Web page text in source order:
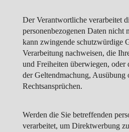
Der Verantwortliche verarbeitet
personenbezogenen Daten nicht
kann zwingende schutzwürdige
Verarbeitung nachweisen, die
und Freiheiten überwiegen, oder
der Geltendmachung, Ausübung
Rechtsansprüchen.
Werden die Sie betreffenden
verarbeitet, um Direktwerbung